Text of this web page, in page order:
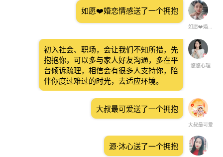
如愿❤️婚恋情感
如愿❤️婚恋情感送了一个拥抱
悠悠心理
初入社会、职场，会让我们不知所措，先
抱抱你，可以多与家人好友沟通，多在平
台倾诉疏理，相信会有很多人支持你，陪
伴你度过难过的时光，去适应环境。
大叔最可爱
大叔最可爱送了一个拥抱
源·沐心送了一个拥抱